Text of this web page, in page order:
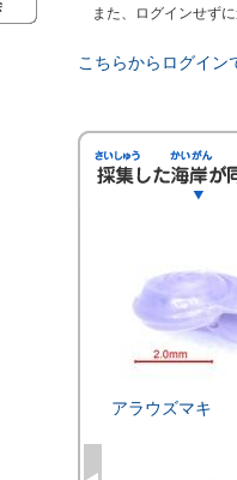
また、ログインせずに
こちらからログイン
アラウズマキ